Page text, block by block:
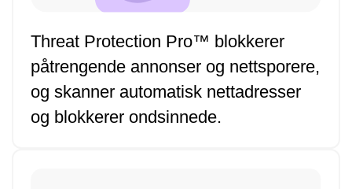
Threat Protection Pro™ blokkerer
påtrengende annonser og nettsporere,
og skanner automatisk nettadresser
og blokkerer ondsinnede.